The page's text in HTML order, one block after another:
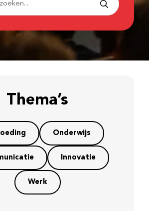
Thema’s
Onderwijs
Innovatie
Werk